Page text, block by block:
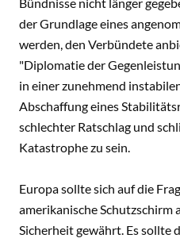
der Grundlage eines
werden, den Verbündete
"Diplomatie der
in einer zunehmend
Abschaffung eines
schlechter Ratschlag und
Katastrophe zu sein.
Europa sollte sich auf die
amerikanische Schutzschirm
Sicherheit gewährt. Es sollte